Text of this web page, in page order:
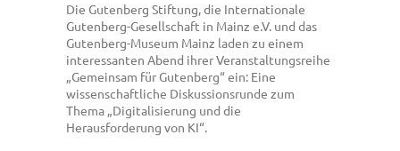
Die Gutenberg Stiftung, die Internationale
Gutenberg-Gesellschaft in Mainz e.V. und das
Gutenberg-Museum Mainz laden zu einem
interessanten Abend ihrer Veranstaltungsreihe
„Gemeinsam für Gutenberg“ ein: Eine
wissenschaftliche Diskussionsrunde zum
Thema „Digitalisierung und die
Herausforderung von KI“.